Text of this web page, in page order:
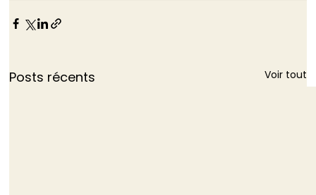
Posts récents Voir tout